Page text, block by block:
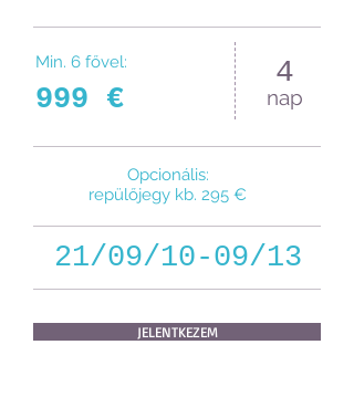
Min. 6 fővel:
999 €
4
nap
Opcionális:
repülőjegy kb. 295 €
21/09/10-09/13
JELENTKEZEM